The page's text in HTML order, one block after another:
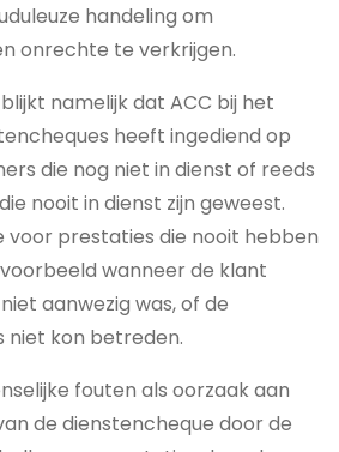
handeling om
onrechte te verkrijgen.
namelijk dat ACC bij het
heeft ingediend op
die nog niet in dienst of reeds
nooit in dienst zijn geweest.
voor prestaties die nooit hebben
wanneer de klant
aanwezig was, of de
niet kon betreden.
fouten als oorzaak aan
de dienstencheque door de